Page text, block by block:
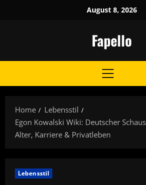
August 8, 2026
Fapello
Primary
Home
Lebensstil
Egon Kowalski Wiki: Deutscher
Alter, Karriere & Privatleben
Lebensstil